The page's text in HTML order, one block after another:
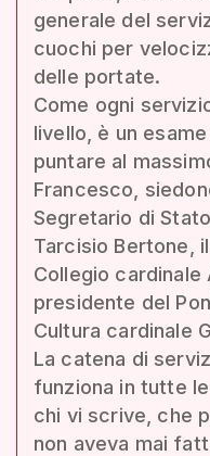
generale del
cuochi per
delle portate.
Come ogni
livello, è un
puntare al
Francesco,
Segretario di
Tarcisio Bertone,
Collegio cardinale
presidente del
Cultura cardinale
La catena di
funziona in tutte
chi vi scrive, che
non aveva mai